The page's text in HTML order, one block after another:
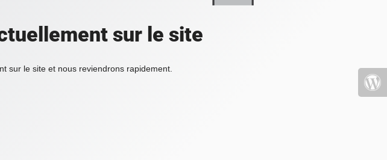
sur le site
sur le site et nous reviendrons rapidement.